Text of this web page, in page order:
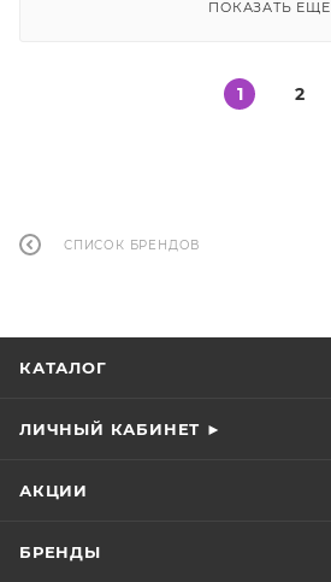
ПОКАЗАТЬ ЕЩЕ
1 2
СПИСОК БРЕНДОВ
КАТАЛОГ
ЛИЧНЫЙ КАБИНЕТ ►
АКЦИИ
БРЕНДЫ